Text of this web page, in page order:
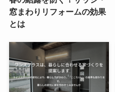
窓まわりリフォームの効果
とは